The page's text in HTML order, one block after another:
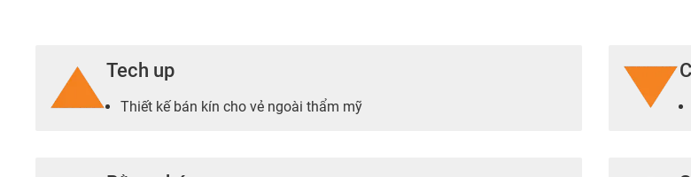
Tech up
Thiết kế bán kín cho vẻ ngoài thẩm mỹ